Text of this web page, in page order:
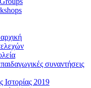
συναντήσεις
Ιστορίας 2019